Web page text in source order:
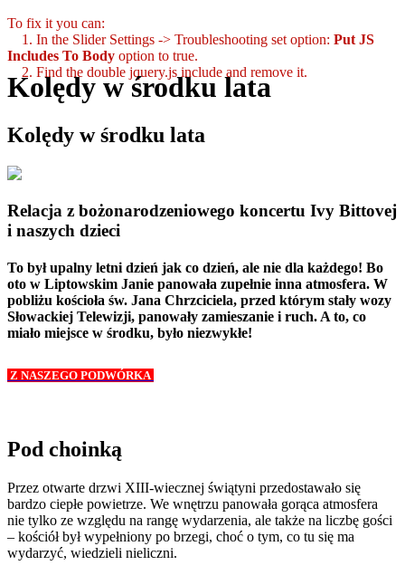
To fix it you can:
1. In the Slider Settings -> Troubleshooting set option: Put JS
Includes To Body option to true.
2. Find the double jquery.js include and remove it.
Kolędy w środku lata
Kolędy w środku lata
Relacja z bożonarodzeniowego koncertu Ivy Bittovej
i naszych dzieci
To był upalny letni dzień jak co dzień, ale nie dla każdego! Bo
oto w Liptowskim Janie panowała zupełnie inna atmosfera. W
pobliżu kościoła św. Jana Chrzciciela, przed którym stały wozy
Słowackiej Telewizji, panowały zamieszanie i ruch. A to, co
miało miejsce w środku, było niezwykłe!
Z NASZEGO PODWÓRKA
Pod choinką
Przez otwarte drzwi XIII-wiecznej świątyni przedostawało się
bardzo ciepłe powietrze. We wnętrzu panowała gorąca atmosfera
nie tylko ze względu na rangę wydarzenia, ale także na liczbę gości
– kościół był wypełniony po brzegi, choć o tym, co tu się ma
wydarzyć, wiedzieli nieliczni.